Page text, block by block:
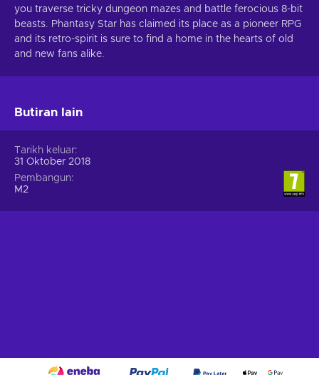
you traverse tricky dungeon mazes and battle ferocious 8-bit
beasts. Phantasy Star has claimed its place as a pioneer RPG
and its retro-spirit is sure to find a home in the hearts of old
and new fans alike.
Butiran lain
Tarikh keluar
31 Oktober 2018
Pembangun
M2